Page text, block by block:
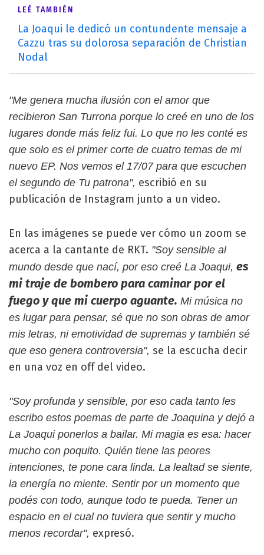
LEÉ TAMBIÉN
La Joaqui le dedicó un contundente mensaje a
Cazzu tras su dolorosa separación de Christian
Nodal
"Me genera mucha ilusión con el amor que
recibieron San Turrona porque lo creé en uno de los
lugares donde más feliz fui. Lo que no les conté es
que solo es el primer corte de cuatro temas de mi
nuevo EP. Nos vemos el 17/07 para que escuchen
el segundo de Tu patrona", escribió en su
publicación de Instagram junto a un video.
En las imágenes se puede ver cómo un zoom se
acerca a la cantante de RKT. "Soy sensible al
mundo desde que nací, por eso creé La Joaqui, es
mi traje de bombero para caminar por el
fuego y que mi cuerpo aguante. Mi música no
es lugar para pensar, sé que no son obras de amor
mis letras, ni emotividad de supremas y también sé
que eso genera controversia", se la escucha decir
en una voz en off del video.
"Soy profunda y sensible, por eso cada tanto les
escribo estos poemas de parte de Joaquina y dejó a
La Joaqui ponerlos a bailar. Mi magia es esa: hacer
mucho con poquito. Quién tiene las peores
intenciones, te pone cara linda. La lealtad se siente,
la energía no miente. Sentir por un momento que
podés con todo, aunque todo te pueda. Tener un
espacio en el cual no tuviera que sentir y mucho
menos recordar", expresó.